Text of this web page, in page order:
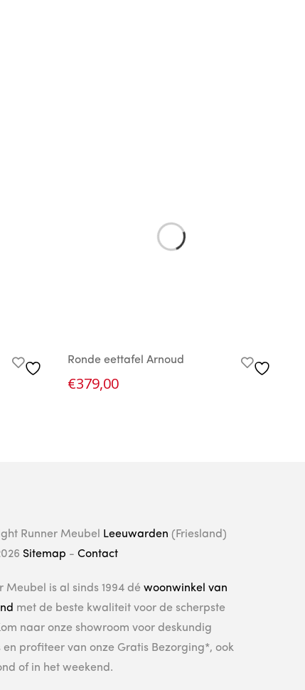
Ronde eettafel Arnoud
€379,00
Runner Meubel
Leeuwarden (Friesland)
Sitemap - Contact
Meubel is al sinds 1994 dé woonwinkel van
met de beste kwaliteit voor de scherpste
naar onze showroom voor deskundig
en profiteer van onze Gratis Bezorging*, ook
of in het weekend.